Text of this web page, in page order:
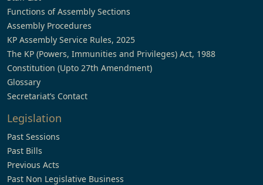
Functions of Assembly Sections
Assembly Procedures
KP Assembly Service Rules, 2025
The KP (Powers, Immunities and Privileges) Act, 1988
Constitution (Upto 27th Amendment)
Glossary
Secretariat’s Contact
Legislation
Past Sessions
Past Bills
Previous Acts
Past Non Legislative Business